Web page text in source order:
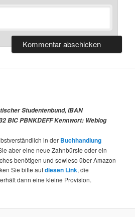
Studentenbund, IBAN
BIC PBNKDEFF Kennwort: Weblog
in der Buchhandlung
aber eine neue Zahnbürste oder ein
benötigen und sowieso über Amazon
Sie bitte aufdiesen Link, die
dann eine kleine Provision.